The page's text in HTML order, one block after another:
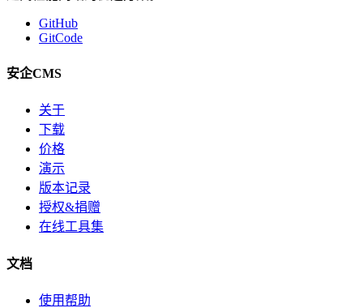
GitHub
GitCode
安企CMS
关于
下载
价格
演示
版本记录
授权&捐赠
在线工具集
文档
使用帮助